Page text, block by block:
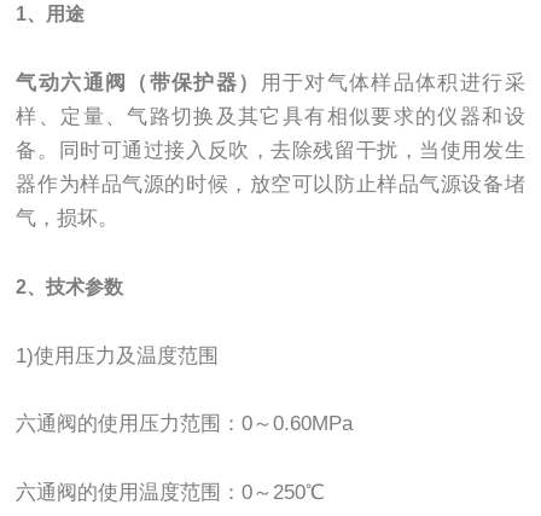
1、用途
气动六通阀（带保护器） 用于对气体样品体积进行采
样、定量、气路切换及其它具有相似要求的仪器和设
备。同时可通过接入反吹，去除残留干扰，当使用发生
器作为样品气源的时候，放空可以防止样品气源设备堵
气，损坏。
2、技术参数
1)使用压力及温度范围
六通阀的使用压力范围：0～0.60MPa
六通阀的使用温度范围：0～250℃